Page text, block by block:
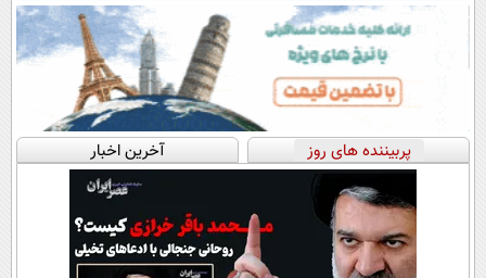
پربیننده های روز آخرین اخبار